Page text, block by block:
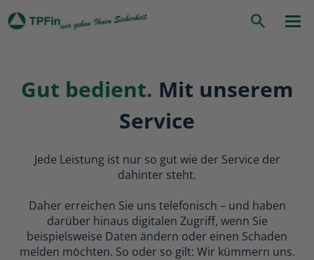
zurück | Startseite
Gut bedient. Mit unserem
Service
Jede Leistung ist nur so gut wie der Service der
dahinter steht.
Daher erreichen Sie uns telefonisch – und haben
darüber hinaus digitalen Zugriff, wenn Sie
beispielsweise Daten ändern oder einen Schaden
melden möchten. So oder so gilt: Wir kümmern uns.